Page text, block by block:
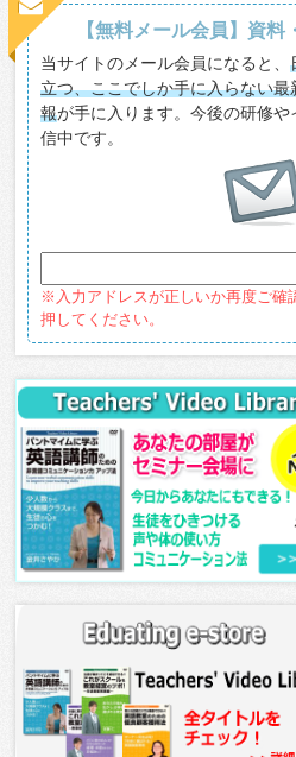
【無料メール会員】資料
当サイトのメール会員になると、
立つ、ここでしか手に入らない
報が手に入ります。今後の研修
信中です。
※入力アドレスが正しいか再度ご確
押してください。